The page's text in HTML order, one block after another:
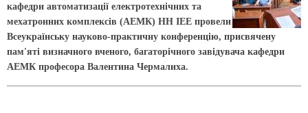
кафедри автоматизації електротехнічних та
мехатронних комплексів (АЕМК) НН ІЕЕ провели
Всеукраїнську науково-практичну конференцію, присвячену
пам'яті визначного вченого, багаторічного завідувача кафедри
АЕМК професора Валентина Чермалиха.